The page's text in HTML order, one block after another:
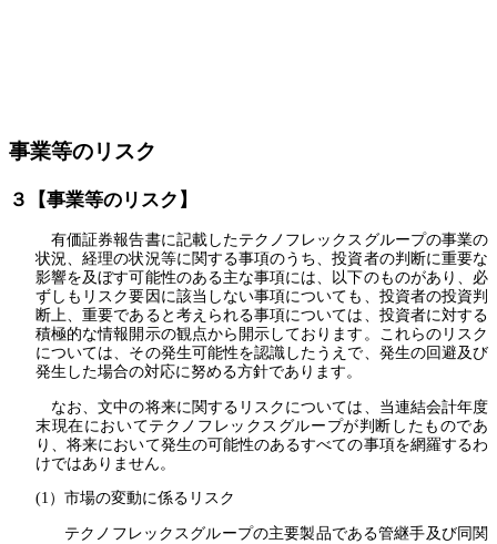
事業等のリスク
３【事業等のリスク】
有価証券報告書に記載したテクノフレックスグループの事業の
状況、経理の状況等に関する事項のうち、投資者の判断に重要な
影響を及ぼす可能性のある主な事項には、以下のものがあり、必
ずしもリスク要因に該当しない事項についても、投資者の投資判
断上、重要であると考えられる事項については、投資者に対する
積極的な情報開示の観点から開示しております。これらのリスク
については、その発生可能性を認識したうえで、発生の回避及び
発生した場合の対応に努める方針であります。
なお、文中の将来に関するリスクについては、当連結会計年度
末現在においてテクノフレックスグループが判断したものであ
り、将来において発生の可能性のあるすべての事項を網羅するわ
けではありません。
(1）市場の変動に係るリスク
テクノフレックスグループの主要製品である管継手及び同関